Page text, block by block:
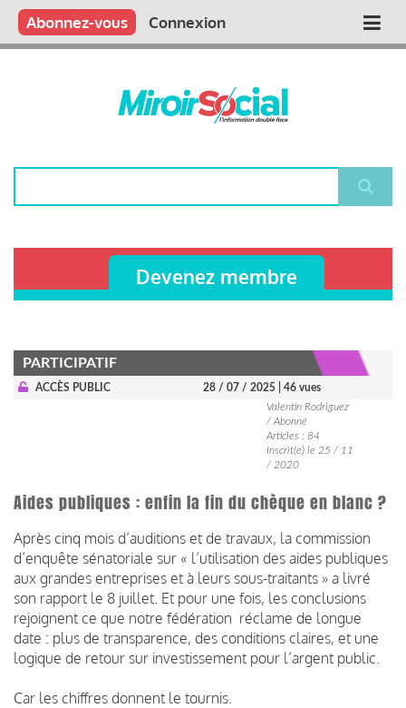
Aller
contenu
Main
Qui sommes nous ?
Vous publiez
Nous publions
Contactez-nous
Abonnez-vous Connexion
Devenez membre
PARTICIPATIF
ACCÈS PUBLIC 28 / 07 / 2025
| 46 vues
Valentin Rodriguez
/ Abonné
Articles : 84
Inscrit(e) le 25 / 11
/ 2020
Aides publiques : enfin la fin du chèque en blanc ?
Après cinq mois d’auditions et de travaux, la commission
d’enquête sénatoriale sur « l’utilisation des aides publiques
aux grandes entreprises et à leurs sous-traitants » a livré
son rapport le 8 juillet. Et pour une fois, les conclusions
rejoignent ce que notre fédération réclame de longue
date : plus de transparence, des conditions claires, et une
logique de retour sur investissement pour l’argent public.
Car les chiffres donnent le tournis.